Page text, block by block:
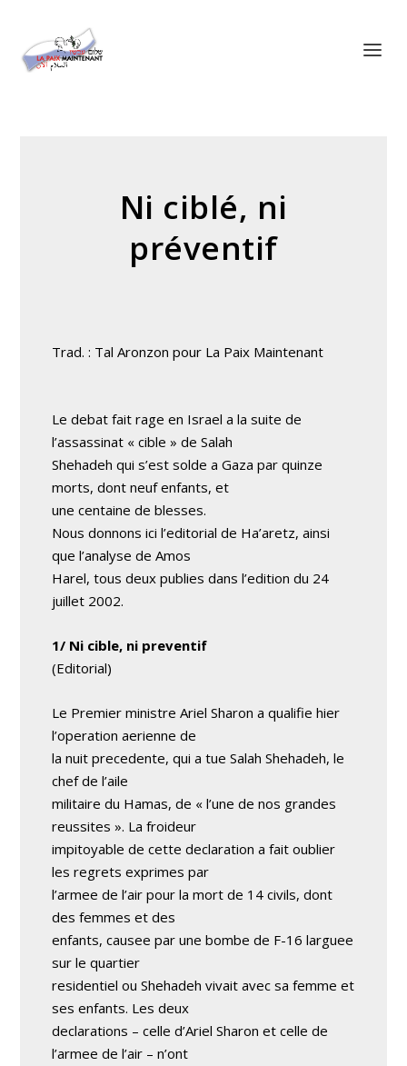
Ni ciblé, ni
préventif
Trad. : Tal Aronzon pour La Paix Maintenant
Le debat fait rage en Israel a la suite de
l’assassinat « cible » de Salah
Shehadeh qui s’est solde a Gaza par quinze
morts, dont neuf enfants, et
une centaine de blesses.
Nous donnons ici l’editorial de Ha’aretz, ainsi
que l’analyse de Amos
Harel, tous deux publies dans l’edition du 24
juillet 2002.
1/ Ni cible, ni preventif
(Editorial)
Le Premier ministre Ariel Sharon a qualifie hier
l’operation aerienne de
la nuit precedente, qui a tue Salah Shehadeh, le
chef de l’aile
militaire du Hamas, de « l’une de nos grandes
reussites ». La froideur
impitoyable de cette declaration a fait oublier
les regrets exprimes par
l’armee de l’air pour la mort de 14 civils, dont
des femmes et des
enfants, causee par une bombe de F-16 larguee
sur le quartier
residentiel ou Shehadeh vivait avec sa femme et
ses enfants. Les deux
declarations – celle d’Ariel Sharon et celle de
l’armee de l’air – n’ont